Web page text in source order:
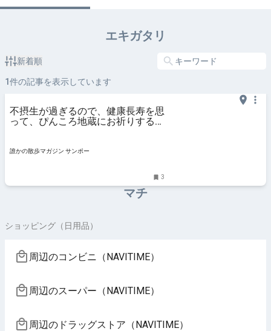
エキガタリ
新着順
1件の記事を表示しています
不摂生が過ぎるので、健康長寿を思
って、ぴんころ地蔵にお祈りする｜
誰かの散歩マガジン サンポー
3
マチ
ショッピング（日用品）
周辺のコンビニ（NAVITIME）
周辺のスーパー（NAVITIME）
周辺のドラッグストア（NAVITIME）